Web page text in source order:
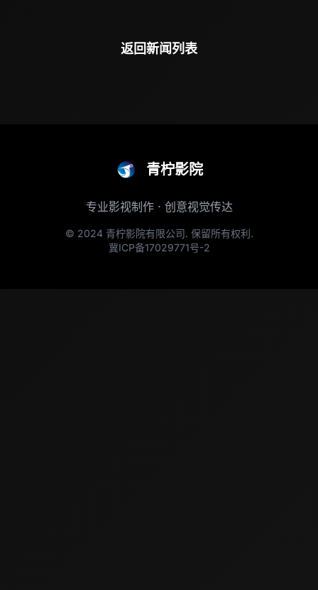
返回新闻列表
青柠影院
专业影视制作 · 创意视觉传达
© 2024 青柠影院有限公司. 保留所有权利.
冀ICP备17029771号-2